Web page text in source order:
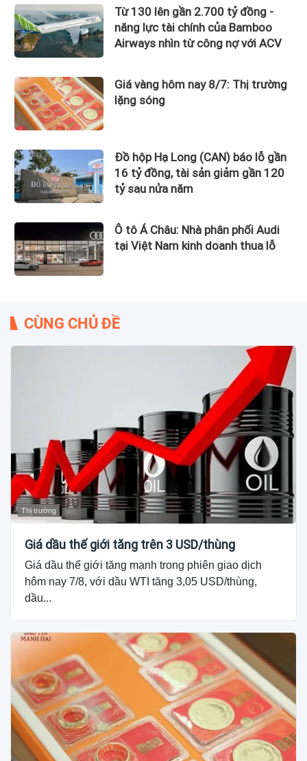
Từ 130 lên gần 2.700 tỷ đồng -
năng lực tài chính của Bamboo
Airways nhìn từ công nợ với ACV
Giá vàng hôm nay 8/7: Thị trường
lặng sóng
Đồ hộp Hạ Long (CAN) báo lỗ gần
16 tỷ đồng, tài sản giảm gần 120
tỷ sau nửa năm
Ô tô Á Châu: Nhà phân phối Audi
tại Việt Nam kinh doanh thua lỗ
CÙNG CHỦ ĐỀ
Thị trường
Giá dầu thế giới tăng trên 3 USD/thùng
Giá dầu thế giới tăng mạnh trong phiên giao dịch
hôm nay 7/8, với dầu WTI tăng 3,05 USD/thùng,
dầu...